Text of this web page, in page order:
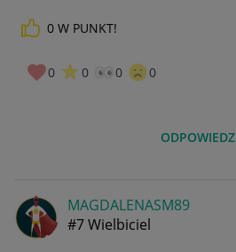
0 W PUNKT!
0 0 0 0
ODPOWIEDZ
MAGDALENASM89
#7 Wielbiciel